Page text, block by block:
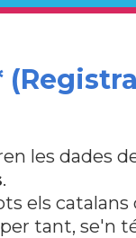
les dades
.
els
tant, se'n